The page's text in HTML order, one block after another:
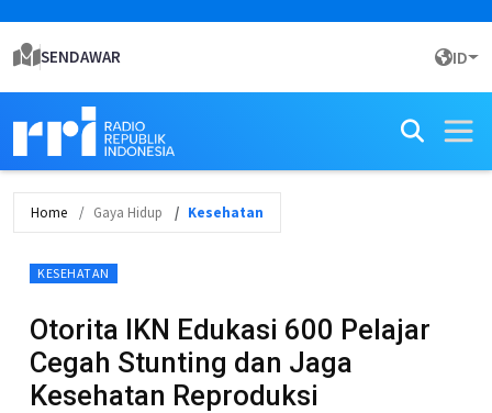
SENDAWAR ID
Home Gaya Hidup Kesehatan
KESEHATAN
Otorita IKN Edukasi 600 Pelajar
Cegah Stunting dan Jaga
Kesehatan Reproduksi